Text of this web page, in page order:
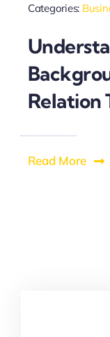
Categories:
Relation
Read More